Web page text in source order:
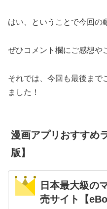
はい、ということで今回の
ぜひコメント欄にご感想や
それでは、今回も最後まで
ました！
漫画アプリおすすめ
版】
日本最大級の
売サイト【